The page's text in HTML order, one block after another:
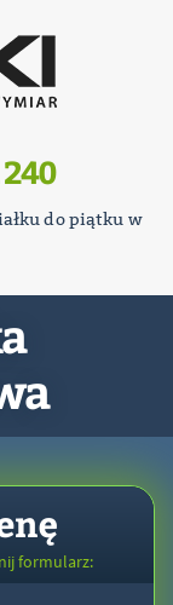
do piątku w
formularz: